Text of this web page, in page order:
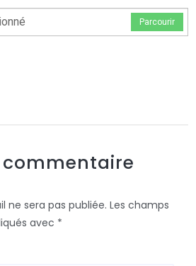
Parcourir
commentaire
ne sera pas publiée. Les champs
avec *